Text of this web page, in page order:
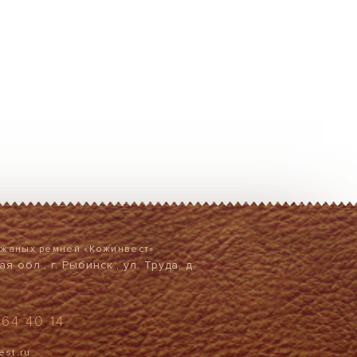
ремней «Кожинвест»
обл., г. Рыбинск , ул. Труда, д.
40 14